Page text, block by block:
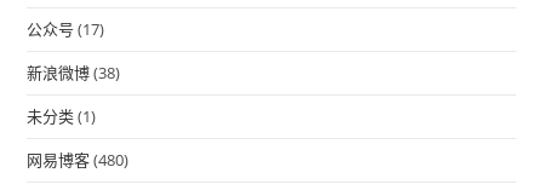
公众号 (17)
新浪微博(38)
未分类(1)
网易博客(480)